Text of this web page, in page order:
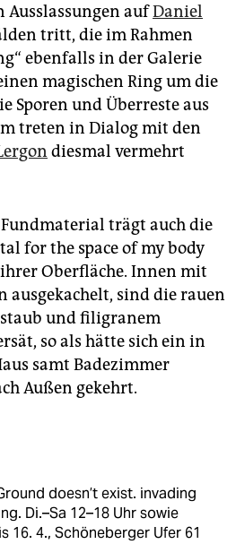
aufDaniel
tritt, die im Rahmen
ebenfalls in der Galerie
magischen Ring um die
Sporen und Überreste aus
treten in Dialog mit den
diesmal vermehrt
trägt auch die
for the space of my body
Oberfläche. Innen mit
ausgekachelt, sind die rauen
und filigranem
so als hätte sich ein in
samt Badezimmer
Außen gekehrt.
doesn’t exist. invading
Di.–Sa 12–18 Uhr sowie
16. 4., Schöneberger Ufer 61